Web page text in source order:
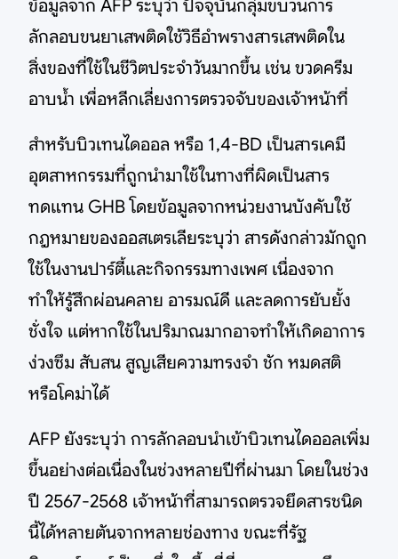
ข้อมูลจาก AFP ระบุว่า ปัจจุบันกลุ่มขบวนการ
ลักลอบขนยาเสพติดใช้วิธีอำพรางสารเสพติดใน
สิ่งของที่ใช้ในชีวิตประจำวันมากขึ้น เช่น ขวดครีม
อาบน้ำ เพื่อหลีกเลี่ยงการตรวจจับของเจ้าหน้าที่
สำหรับบิวเทนไดออล หรือ 1,4-BD เป็นสารเคมี
อุตสาหกรรมที่ถูกนำมาใช้ในทางที่ผิดเป็นสาร
ทดแทน GHB โดยข้อมูลจากหน่วยงานบังคับใช้
กฎหมายของออสเตรเลียระบุว่า สารดังกล่าวมักถูก
ใช้ในงานปาร์ตี้และกิจกรรมทางเพศ เนื่องจาก
ทำให้รู้สึกผ่อนคลาย อารมณ์ดี และลดการยับยั้ง
ชั่งใจ แต่หากใช้ในปริมาณมากอาจทำให้เกิดอาการ
ง่วงซึม สับสน สูญเสียความทรงจำ ชัก หมดสติ
หรือโคม่าได้
AFP ยังระบุว่า การลักลอบนำเข้าบิวเทนไดออลเพิ่ม
ขึ้นอย่างต่อเนื่องในช่วงหลายปีที่ผ่านมา โดยในช่วง
ปี 2567-2568 เจ้าหน้าที่สามารถตรวจยึดสารชนิด
นี้ได้หลายตันจากหลายช่องทาง ขณะที่รัฐ